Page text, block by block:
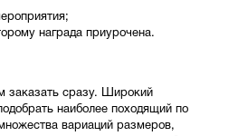
награда приурочена.
заказать сразу. Широкий
наиболее походящий по
вариаций размеров,